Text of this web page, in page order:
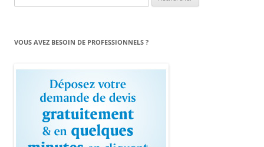
VOUS AVEZ BESOIN DE PROFESSIONNELS ?